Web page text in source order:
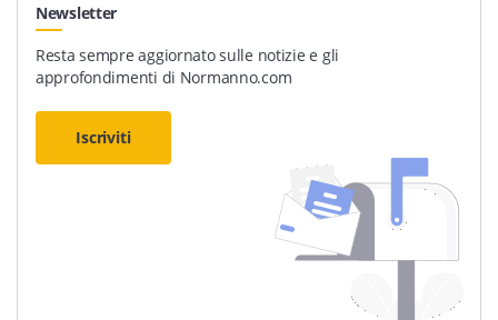
Newsletter
Resta sempre aggiornato sulle notizie e gli
approfondimenti di Normanno.com
Iscriviti